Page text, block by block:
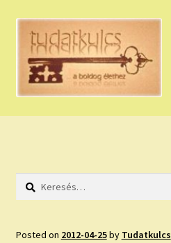
Ugrás
navigációhoz
Kilépés
tartalomba
HÚZZ EGY KÁRTYÁT!
HOLDNAPTÁR
Keresés:
Posted on 2012-04-25by Tudatkulcs